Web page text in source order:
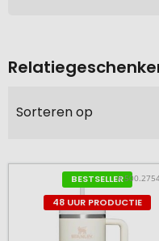
Sorteren op
BESTSELLER
48 UUR PRODUCTIE
#